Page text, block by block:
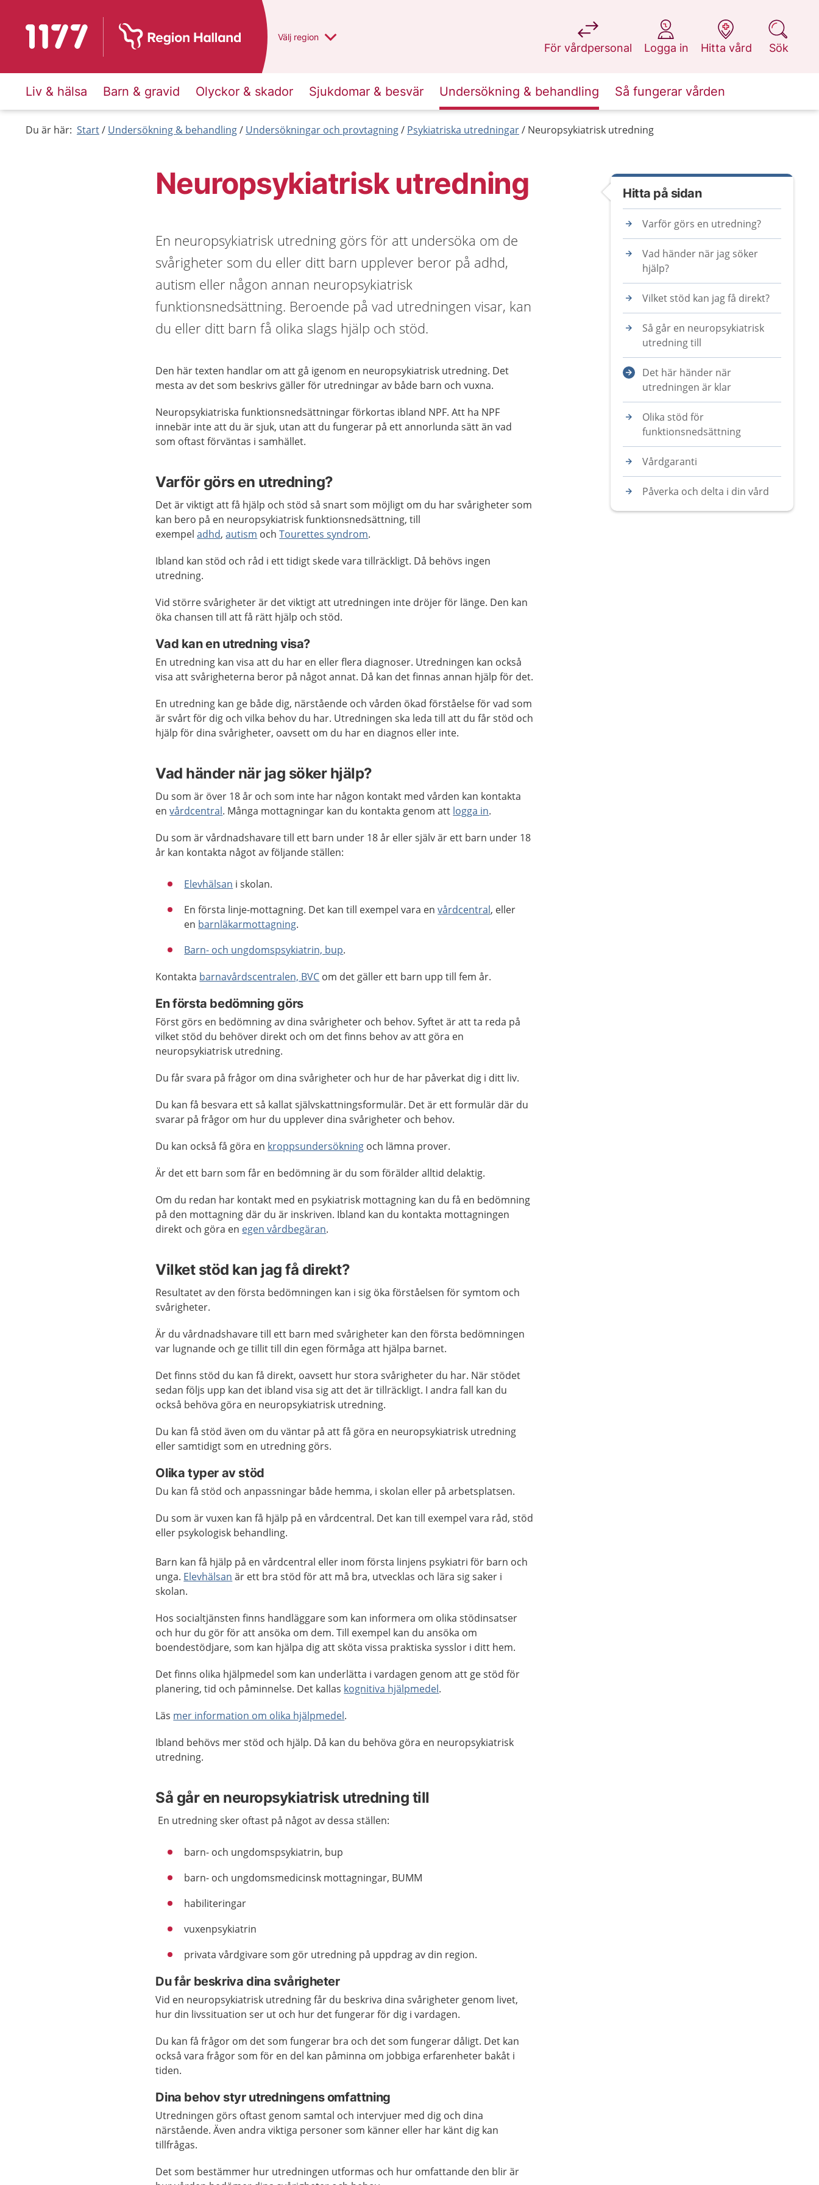
Till startsidan för 1177 Du har valt region
Välj en annan
region
För vårdpersonal
på 1177.se
Logga in
på 1177.se
Hitta vård
på 1177.se
Sök
på 1177.se
Liv & hälsa Barn & gravid Olyckor & skador Sjukdomar & besvär Undersökning & behandling Så fungerar vården
Du är här: Start Undersökning & behandling Undersökningar och provtagning Psykiatriska utredningar Neuropsykiatrisk utredning
Neuropsykiatrisk utredning
En neuropsykiatrisk utredning görs för att undersöka om de
svårigheter som du eller ditt barn upplever beror på adhd,
autism eller någon annan neuropsykiatrisk
funktionsnedsättning. Beroende på vad utredningen visar, kan
du eller ditt barn få olika slags hjälp och stöd.
Den här texten handlar om att gå igenom en neuropsykiatrisk utredning. Det
mesta av det som beskrivs gäller för utredningar av både barn och vuxna.
Neuropsykiatriska funktionsnedsättningar förkortas ibland NPF. Att ha NPF
innebär inte att du är sjuk, utan att du fungerar på ett annorlunda sätt än vad
som oftast förväntas i samhället.
Varför görs en utredning?
Det är viktigt att få hjälp och stöd så snart som möjligt om du har svårigheter som
kan bero på en neuropsykiatrisk funktionsnedsättning, till
exempeladhd,autism ochTourettes syndrom.
Ibland kan stöd och råd i ett tidigt skede vara tillräckligt. Då behövs ingen
utredning.
Vid större svårigheter är det viktigt att utredningen inte dröjer för länge. Den kan
öka chansen till att få rätt hjälp och stöd.
Vad kan en utredning visa?
En utredning kan visa att du har en eller flera diagnoser. Utredningen kan också
visa att svårigheterna beror på något annat. Då kan det finnas annan hjälp för det.
En utredning kan ge både dig, närstående och vården ökad förståelse för vad som
är svårt för dig och vilka behov du har. Utredningen ska leda till att du får stöd och
hjälp för dina svårigheter, oavsett om du har en diagnos eller inte.
Vad händer när jag söker hjälp?
Du som är över 18 år och som inte har någon kontakt med vården kan kontakta
envårdcentral. Många mottagningar kan du kontakta genom att logga in.
Du som är vårdnadshavare till ett barn under 18 år eller själv är ett barn under 18
år kan kontakta något av följande ställen:
Elevhälsan i skolan.
En första linje-mottagning. Det kan till exempel vara envårdcentral, eller
en barnläkarmottagning.
Barn- och ungdomspsykiatrin, bup.
Kontakta barnavårdscentralen, BVC om det gäller ett barn upp till fem år.
En första bedömning görs
Först görs en bedömning av dina svårigheter och behov. Syftet är att ta reda på
vilket stöd du behöver direkt och om det finns behov av att göra en
neuropsykiatrisk utredning.
Du får svara på frågor om dina svårigheter och hur de har påverkat dig i ditt liv.
Du kan få besvara ett så kallat självskattningsformulär. Det är ett formulär där du
svarar på frågor om hur du upplever dina svårigheter och behov.
Du kan också få göra en kroppsundersökning och lämna prover.
Är det ett barn som får en bedömning är du som förälder alltid delaktig.
Om du redan har kontakt med en psykiatrisk mottagning kan du få en bedömning
på den mottagning där du är inskriven. Ibland kan du kontakta mottagningen
direkt och göra en egen vårdbegäran.
Vilket stöd kan jag få direkt?
Resultatet av den första bedömningen kan i sig öka förståelsen för symtom och
svårigheter.
Är du vårdnadshavare till ett barn med svårigheter kan den första bedömningen
var lugnande och ge tillit till din egen förmåga att hjälpa barnet.
Det finns stöd du kan få direkt, oavsett hur stora svårigheter du har. När stödet
sedan följs upp kan det ibland visa sig att det är tillräckligt. I andra fall kan du
också behöva göra en neuropsykiatrisk utredning.
Du kan få stöd även om du väntar på att få göra en neuropsykiatrisk utredning
eller samtidigt som en utredning görs.
Olika typer av stöd
Du kan få stöd och anpassningar både hemma, i skolan eller på arbetsplatsen.
Du som är vuxen kan få hjälp på en vårdcentral. Det kan till exempel vara råd, stöd
eller psykologisk behandling.
Barn kan få hjälp på en vårdcentral eller inom första linjens psykiatri för barn och
unga. Elevhälsan är ett bra stöd för att må bra, utvecklas och lära sig saker i
skolan.
Hos socialtjänsten finns handläggare som kan informera om olika stödinsatser
och hur du gör för att ansöka om dem. Till exempel kan du ansöka om
boendestödjare, som kan hjälpa dig att sköta vissa praktiska sysslor i ditt hem.
Det finns olika hjälpmedel som kan underlätta i vardagen genom att ge stöd för
planering, tid och påminnelse. Det kallas kognitiva hjälpmedel.
Läs mer information om olika hjälpmedel.
Ibland behövs mer stöd och hjälp. Då kan du behöva göra en neuropsykiatrisk
utredning.
Så går en neuropsykiatrisk utredning till
En utredning sker oftast på något av dessa ställen:
barn- och ungdomspsykiatrin, bup
barn- och ungdomsmedicinsk mottagningar, BUMM
habiliteringar
vuxenpsykiatrin
privata vårdgivare som gör utredning på uppdrag av din region.
Du får beskriva dina svårigheter
Vid en neuropsykiatrisk utredning får du beskriva dina svårigheter genom livet,
hur din livssituation ser ut och hur det fungerar för dig i vardagen.
Du kan få frågor om det som fungerar bra och det som fungerar dåligt. Det kan
också vara frågor som för en del kan påminna om jobbiga erfarenheter bakåt i
tiden.
Dina behov styr utredningens omfattning
Utredningen görs oftast genom samtal och intervjuer med dig och dina
närstående. Även andra viktiga personer som känner eller har känt dig kan
tillfrågas.
Det som bestämmer hur utredningen utformas och hur omfattande den blir är
Hitta på sidan
Varför görs en utredning?
Vad händer när jag söker
hjälp?
Vilket stöd kan jag få direkt?
Så går en neuropsykiatrisk
utredning till
Det här händer när
utredningen är klar
Olika stöd för
funktionsnedsättning
Vårdgaranti
Påverka och delta i din vård